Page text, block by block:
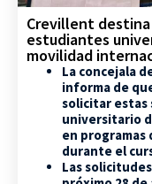
Crevillent destina
estudiantes
movilidad
La concejala
informa de
solicitar estas
universitario
en
durante el
Las